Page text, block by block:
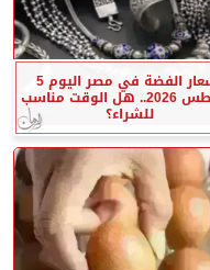
أسعار الفضة في مصر اليوم 5
أغسطس 2026.. هل الوقت مناسب
للشراء؟